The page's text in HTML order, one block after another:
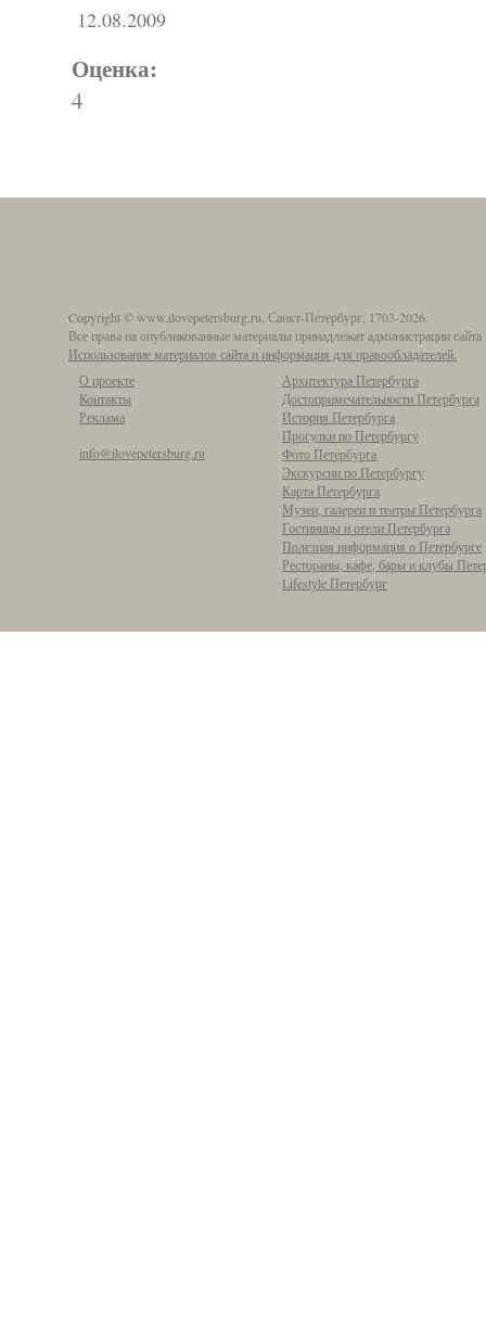
12.08.2009
Оценка:
4
Copyright © www.ilovepetersburg.ru, Санкт-Петербург, 1703-2026.
Все права на опубликованные материалы принадлежат администрации
Использование материалов сайта и информация для правообладателей.
О проекте
Контакты
Реклама
info@ilovepetersburg.ru
Архитектура Петербурга
Достопримечательности Петербурга
История Петербурга
Прогулки по Петербургу
Фото Петербурга
Экскурсии по Петербургу
Карта Петербурга
Музеи, галереи и театры Петербурга
Гостиницы и отели Петербурга
Полезная информация о Петербурге
Рестораны, кафе, бары и клубы
Lifestyle Петербург